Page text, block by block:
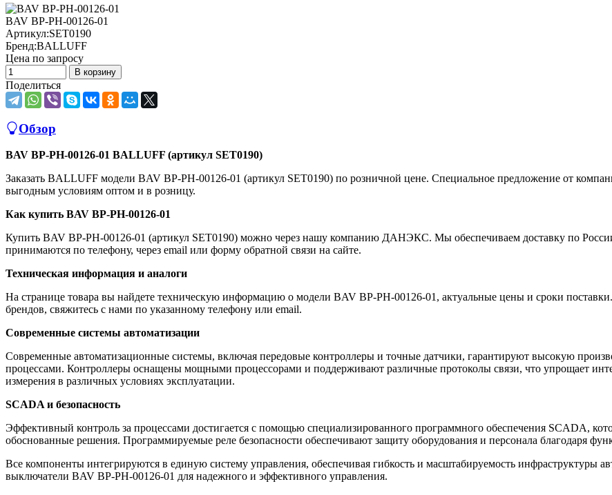
BAV BP-PH-00126-01
Артикул:SET0190
Бренд:BALLUFF
Цена по запросу
В корзину
Поделиться
Обзор
BAV BP-PH-00126-01 BALLUFF (артикул SET0190)
Заказать BALLUFF модели BAV BP-PH-00126-01 (артикул SET0190) по розничной цене. Специальное предложение от
выгодным условиям оптом и в розницу.
Как купить BAV BP-PH-00126-01
Купить BAV BP-PH-00126-01 (артикул SET0190) можно через нашу компанию ДАНЭКС. Мы обеспечиваем доставку по
принимаются по телефону, через email или форму обратной связи на сайте.
Техническая информация и аналоги
На странице товара вы найдете техническую информацию о модели BAV BP-PH-00126-01, актуальные цены и сроки
брендов, свяжитесь с нами по указанному телефону или email.
Современные системы автоматизации
Современные автоматизационные системы, включая передовые контроллеры и точные датчики, гарантируют высокую
процессами. Контроллеры оснащены мощными процессорами и поддерживают различные протоколы связи, что упрощает
измерения в различных условиях эксплуатации.
SCADA и безопасность
Эффективный контроль за процессами достигается с помощью специализированного программного обеспечения SCADA,
обоснованные решения. Программируемые реле безопасности обеспечивают защиту оборудования и персонала благодаря
Все компоненты интегрируются в единую систему управления, обеспечивая гибкость и масштабируемость инфраструктуры
выключатели BAV BP-PH-00126-01 для надежного и эффективного управления.